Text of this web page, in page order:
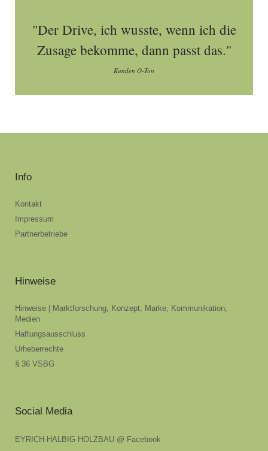
"Der Drive, ich wusste, wenn ich die
Zusage bekomme, dann passt das."
Kunden O-Ton
Info
Kontakt
Impressum
Partnerbetriebe
Hinweise
Hinweise | Marktforschung, Konzept, Marke, Kommunikation,
Medien
Haftungsausschluss
Urheberrechte
§ 36 VSBG
Social Media
EYRICH-HALBIG HOLZBAU @ Facebook